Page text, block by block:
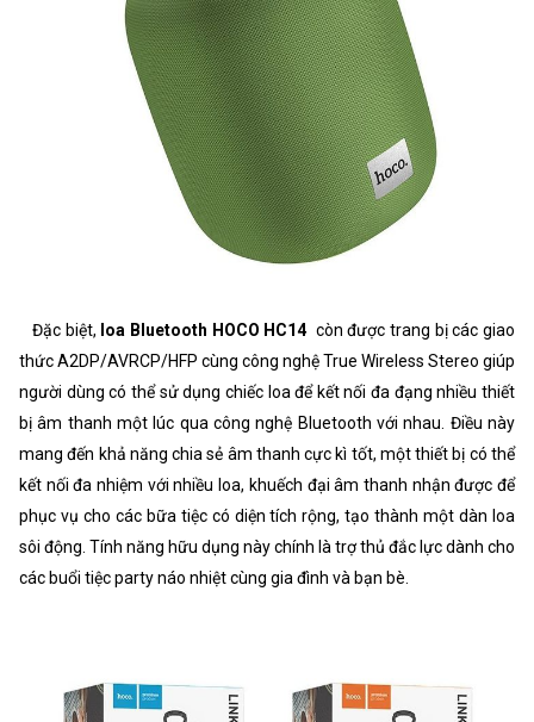
Đặc biệt, loa Bluetooth HOCO HC14 còn được trang bị các giao
thức A2DP/AVRCP/HFP cùng công nghệ True Wireless Stereo giúp
người dùng có thể sử dụng chiếc loa để kết nối đa đạng nhiều thiết
bị âm thanh một lúc qua công nghệ Bluetooth với nhau. Điều này
mang đến khả năng chia sẻ âm thanh cực kì tốt, một thiết bị có thể
kết nối đa nhiệm với nhiều loa, khuếch đại âm thanh nhận được để
phục vụ cho các bữa tiệc có diện tích rộng, tạo thành một dàn loa
sôi động. Tính năng hữu dụng này chính là trợ thủ đắc lực dành cho
các buổi tiệc party náo nhiệt cùng gia đình và bạn bè.